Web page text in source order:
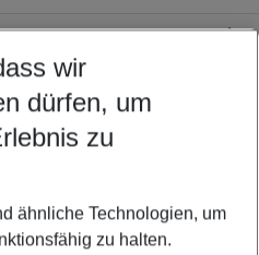
your best
5-8 nights
wir
dürfen, um
zu
ähnliche Technologien, um
zu halten.